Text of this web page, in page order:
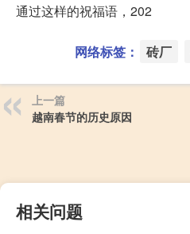
通过这样的祝福语，202
网络标签： 砖厂
上一篇
越南春节的历史原因
相关问题